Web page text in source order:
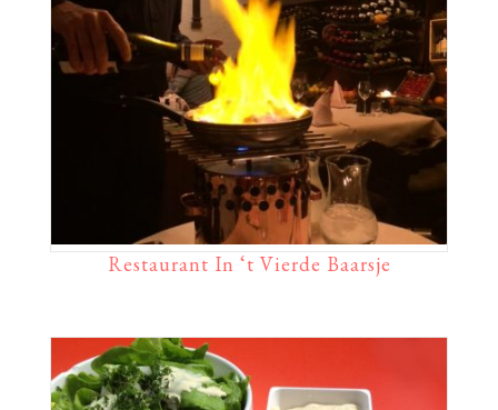
Restaurant In ‘t Vierde Baarsje